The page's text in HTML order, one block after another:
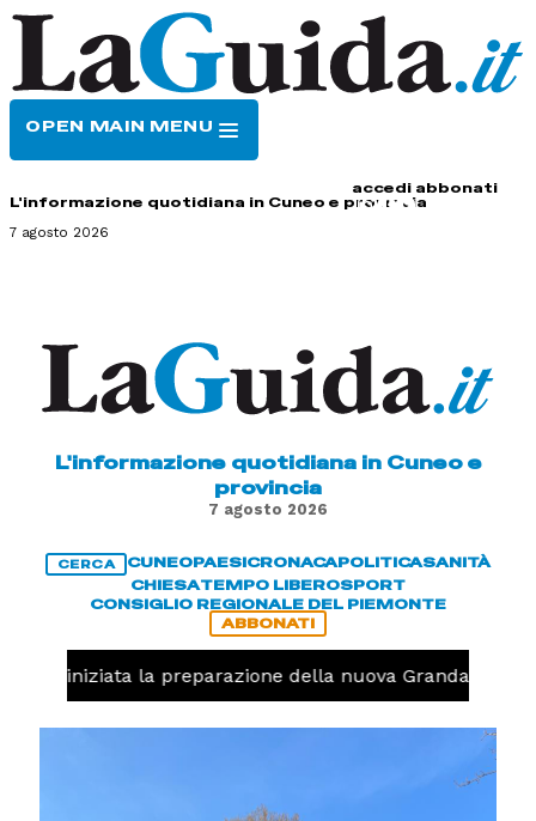
OPEN MAIN MENU
accedi abbonati
L'informazione quotidiana in Cuneo e provincia
7 agosto 2026
L'informazione quotidiana in Cuneo e
provincia
7 agosto 2026
CERCA CUNEOPAESICRONACAPOLITICASANITÀ
CHIESATEMPO LIBEROSPORT
CONSIGLIO REGIONALE DEL PIEMONTE
ABBONATI
iniziata la preparazione della nuova Granda Volley